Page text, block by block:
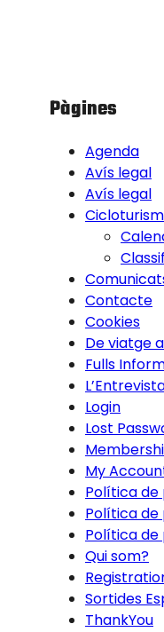
Pàgines
Agenda
Avís legal
Avís legal
Contacte
Cookies
De viatge
Fulls
Login
Lost
My
Política
Política
Política de
Qui som?
Sortides
ThankYou